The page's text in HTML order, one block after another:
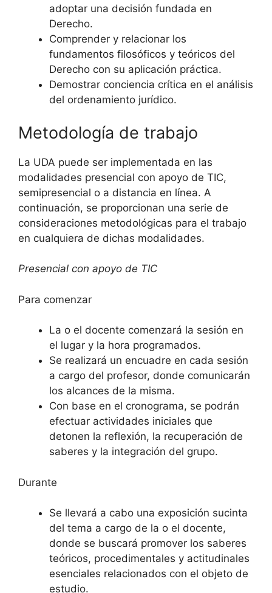
adoptar una decisión fundada en
Derecho.
Comprender y relacionar los
fundamentos filosóficos y teóricos del
Derecho con su aplicación práctica.
Demostrar conciencia crítica en el análisis
del ordenamiento jurídico.
Metodología de trabajo
La UDA puede ser implementada en las
modalidades presencial con apoyo de TIC,
semipresencial o a distancia en línea. A
continuación, se proporcionan una serie de
consideraciones metodológicas para el trabajo
en cualquiera de dichas modalidades.
Presencial con apoyo de TIC
Para comenzar
La o el docente comenzará la sesión en
el lugar y la hora programados.
Se realizará un encuadre en cada sesión
a cargo del profesor, donde comunicarán
los alcances de la misma.
Con base en el cronograma, se podrán
efectuar actividades iniciales que
detonen la reflexión, la recuperación de
saberes y la integración del grupo.
Durante
Se llevará a cabo una exposición sucinta
del tema a cargo de la o el docente,
donde se buscará promover los saberes
teóricos, procedimentales y actitudinales
esenciales relacionados con el objeto de
estudio.